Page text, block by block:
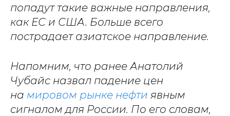
попадут такие важные направления,
как ЕС и США. Больше всего
пострадает азиатское направление.
Напомним, что ранее Анатолий
Чубайс назвал падение цен
на мировом рынке нефти явным
сигналом для России. По его словам,